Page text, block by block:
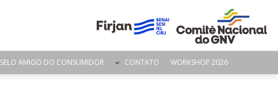
SELO AMIGO DO CONSUMIDOR CONTATO WORKSHOP 2026